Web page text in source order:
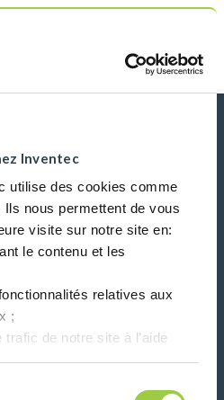
Inventec
utilise des cookies comme
Ils nous permettent de vous
visite sur notre site en:​
le contenu et les
relatives aux
;
trafic de notre site à l’aide
搜索
系！
Please leave